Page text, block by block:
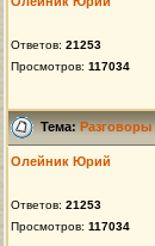
Ответов: 21253
Просмотров: 117034
Тема:Разговоры
Олейник Юрий
Ответов: 21253
Просмотров: 117034